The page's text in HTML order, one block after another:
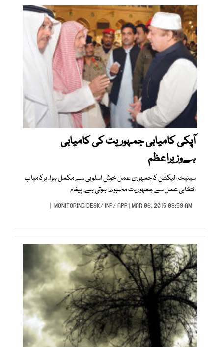
آپکی کامیابی جمہوریت کی کامیابی
ہےوزیراعظم
سینیٹ الیکشن کاجمہوری عمل خوش اسلوبی سے مکمل ہوا، ہرکامیاب
انتخابی عمل سے جمہوریت مضبوط ہوتی ہے، پیغام
MONITORING DESK/INP/APP | MAR 06, 2015 08:59 AM |